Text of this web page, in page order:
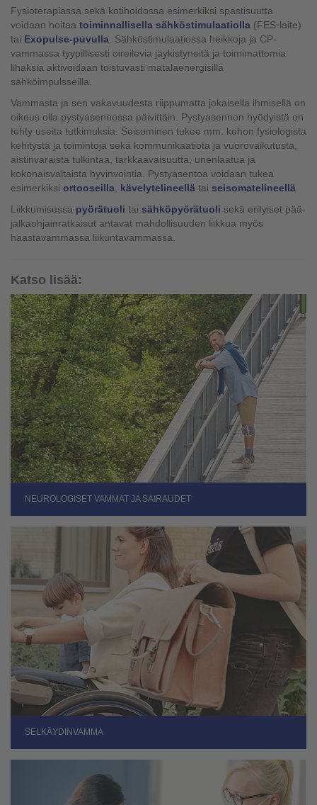
Fysioterapiassa sekä kotihoidossa esimerkiksi spastisuutta
voidaan hoitaa toiminnallisella sähköstimulaatiolla (FES-laite)
tai Exopulse-puvulla . Sähköstimulaatiossa heikkoja ja CP-
vammassa tyypillisesti oireilevia jäykistyneitä ja toimimattomia
lihaksia aktivoidaan toistuvasti matalaenergisillä
sähköimpulsseilla.
Vammasta ja sen vakavuudesta riippumatta jokaisella ihmisellä on
oikeus olla pystyasennossa päivittäin.​ Pystyasennon hyödyistä on
tehty useita tutkimuksia. Seisominen tukee mm. kehon fysiologista
kehitystä ja toimintoja sekä kommunikaatiota ja vuorovaikutusta,
aistinvaraista tulkintaa, tarkkaavaisuutta, unenlaatua ja
kokonaisvaltaista hyvinvointia. Pystyasentoa voidaan tukea
esimerkiksi ortooseilla kävelytelineellä tai seisomatelineellä
Liikkumisessa pyörätuoli tai sähköpyörätuoli sekä erityiset pää-
jalkaohjainratkaisut antavat mahdollisuuden liikkua myös
haastavammassa liikuntavammassa.
Katso lisää:
NEUROLOGISET VAMMAT JA SAIRAUDET
SELKÄYDINVAMMA